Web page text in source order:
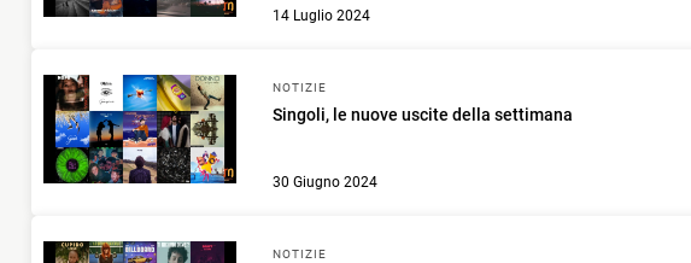
14 Luglio 2024
NOTIZIE
Singoli, le nuove uscite della settimana
30 Giugno 2024
NOTIZIE